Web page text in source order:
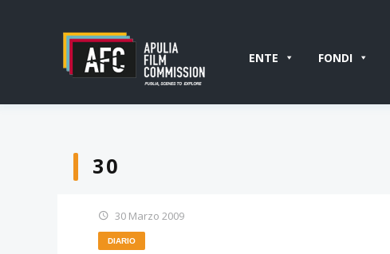
ENTE FONDI
30
30 Marzo 2009
DIARIO